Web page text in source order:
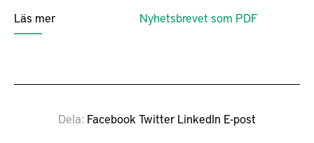
Läs mer Nyhetsbrevet som PDF
Dela Facebook Twitter LinkedIn E-post